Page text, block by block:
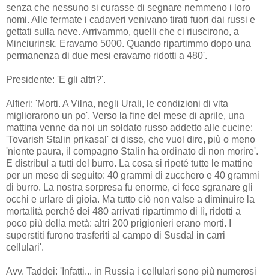
senza che nessuno si curasse di segnare nemmeno i loro
nomi. Alle fermate i cadaveri venivano tirati fuori dai russi e
gettati sulla neve. Arrivammo, quelli che ci riuscirono, a
Minciurinsk. Eravamo 5000. Quando ripartimmo dopo una
permanenza di due mesi eravamo ridotti a 480'.
Presidente: 'E gli altri?'.
Alfieri: 'Morti. A Vilna, negli Urali, le condizioni di vita
migliorarono un po'. Verso la fine del mese di aprile, una
mattina venne da noi un soldato russo addetto alle cucine:
'Tovarish Stalin prikasal' ci disse, che vuol dire, più o meno
'niente paura, il compagno Stalin ha ordinato di non morire'.
E distribuì a tutti del burro. La cosa si ripeté tutte le mattine
per un mese di seguito: 40 grammi di zucchero e 40 grammi
di burro. La nostra sorpresa fu enorme, ci fece sgranare gli
occhi e urlare di gioia. Ma tutto ciò non valse a diminuire la
mortalità perché dei 480 arrivati ripartimmo di lì, ridotti a
poco più della metà: altri 200 prigionieri erano morti. I
superstiti furono trasferiti al campo di Susdal in carri
cellulari'.
Avv. Taddei: 'Infatti... in Russia i cellulari sono più numerosi